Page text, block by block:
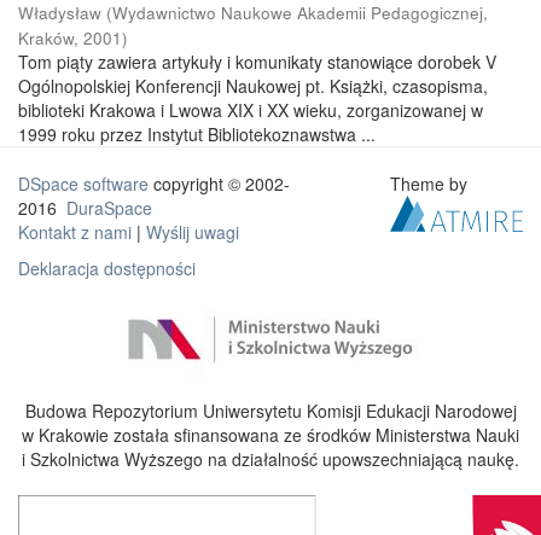
Władysław (Wydawnictwo Naukowe Akademii Pedagogicznej,
Kraków, 2001)
Tom piąty zawiera artykuły i komunikaty stanowiące dorobek V
Ogólnopolskiej Konferencji Naukowej pt. Książki, czasopisma,
biblioteki Krakowa i Lwowa XIX i XX wieku, zorganizowanej w
1999 roku przez Instytut Bibliotekoznawstwa ...
DSpace software copyright © 2002-
2016 DuraSpace
Kontakt z nami | Wyślij uwagi
Deklaracja dostępności
Theme by
Budowa Repozytorium Uniwersytetu Komisji Edukacji Narodowej
w Krakowie została sfinansowana ze środków Ministerstwa Nauki
i Szkolnictwa Wyższego na działalność upowszechniającą naukę.